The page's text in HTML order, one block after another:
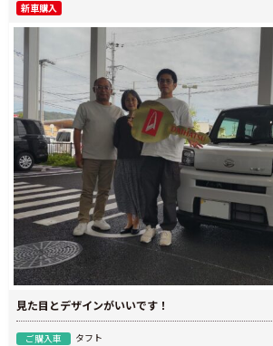
新車購入
見た目とデザインがいいです！
ご購入車
タフト